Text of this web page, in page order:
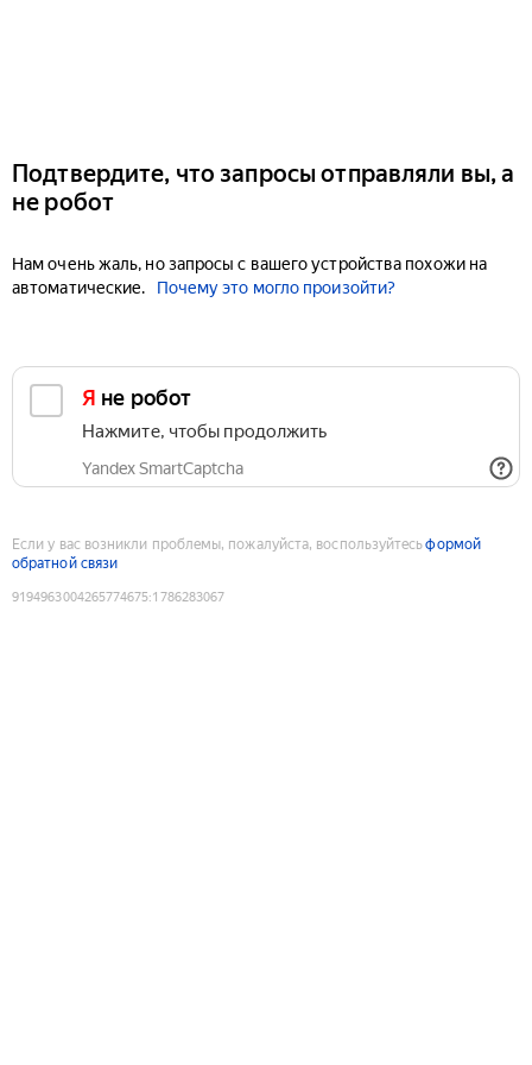
Подтвердите, что запросы отправляли вы, а
не робот
Нам очень жаль, но запросы с вашего устройства похожи на
автоматические.
Почему это могло произойти?
Я не робот
Нажмите, чтобы продолжить
Yandex SmartCaptcha
Если у вас возникли проблемы, пожалуйста, воспользуйтесьформой
обратной связи
9194963004265774675:1786283067